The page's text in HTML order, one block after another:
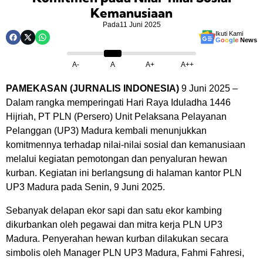
Kemanusiaan
Pada11 Juni 2025
Ikuti Kami
Google News
A- A A+ A++
PAMEKASAN (JURNALIS INDONESIA) 9 Juni 2025 –
Dalam rangka memperingati Hari Raya Iduladha 1446
Hijriah, PT PLN (Persero) Unit Pelaksana Pelayanan
Pelanggan (UP3) Madura kembali menunjukkan
komitmennya terhadap nilai-nilai sosial dan kemanusiaan
melalui kegiatan pemotongan dan penyaluran hewan
kurban. Kegiatan ini berlangsung di halaman kantor PLN
UP3 Madura pada Senin, 9 Juni 2025.
Sebanyak delapan ekor sapi dan satu ekor kambing
dikurbankan oleh pegawai dan mitra kerja PLN UP3
Madura. Penyerahan hewan kurban dilakukan secara
simbolis oleh Manager PLN UP3 Madura, Fahmi Fahresi,